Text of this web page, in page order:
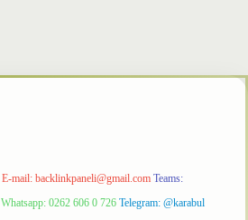
E-mail: backlinkpaneli@gmail.com Teams:
Whatsapp: 0262 606 0 726 Telegram: @karabul